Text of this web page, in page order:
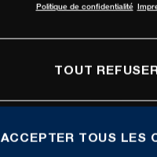
Politique de confidentialité
TOUT
ACCEPTER TOUS LES